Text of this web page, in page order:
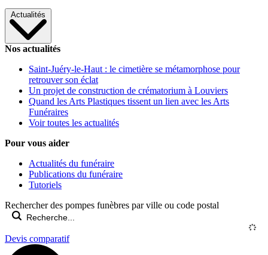
Actualités
Nos actualités
Saint-Juéry-le-Haut : le cimetière se métamorphose pour
retrouver son éclat
Un projet de construction de crématorium à Louviers
Quand les Arts Plastiques tissent un lien avec les Arts
Funéraires
Voir toutes les actualités
Pour vous aider
Actualités du funéraire
Publications du funéraire
Tutoriels
Rechercher des pompes funèbres par ville ou code postal
Devis comparatif